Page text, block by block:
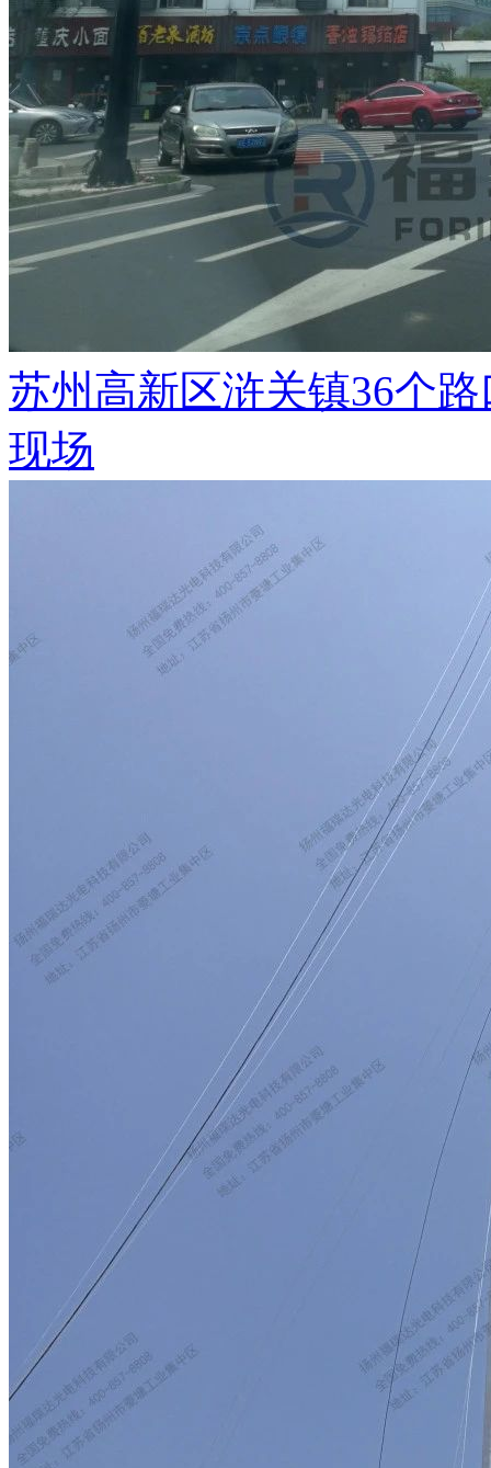
苏州高新区浒关镇36个
现场